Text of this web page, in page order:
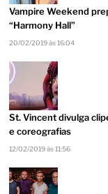
Vampire Weekend
“Harmony Hall”
20/02/2019 às 16:04
St. Vincent divulga
e coreografias
12/02/2019 às 11:56